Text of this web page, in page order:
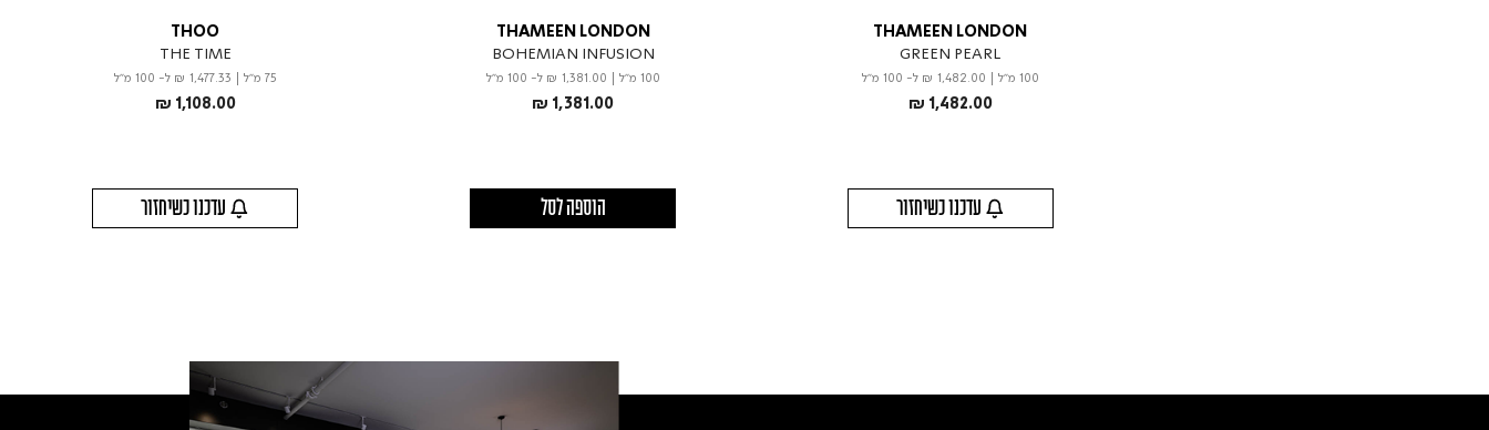
THAMEEN LONDON
GREEN PEARL
100 מ"ל ₪ 1,482.00 ל- 100 מ"ל
₪ 1,482.00
THAMEEN LONDON
BOHEMIAN INFUSION
100 מ"ל ₪ 1,381.00 ל- 100 מ"ל
₪ 1,381.00
הוספה לסל
THOO
THE TIME
75 מ"ל ₪ 1,477.33 ל- 100 מ"ל
₪ 1,108.00